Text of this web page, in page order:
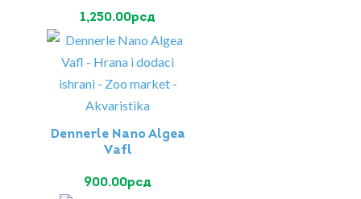
1,250.00рсд
Dennerle Nano Algea
Vafl
900.00рсд